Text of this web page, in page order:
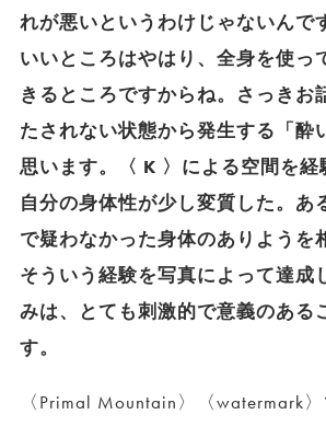
れが悪いというわけじゃないんで
いいところはやはり、全身を使っ
きるところですからね。さっきお
たされない状態から発生する「酔
思います。〈 K 〉による空間を経
自分の身体性が少し変質した。あ
で疑わなかった身体のありようを
そういう経験を写真によって達成
みは、とても刺激的で意義のある
す。
〈Primal Mountain〉〈watermark